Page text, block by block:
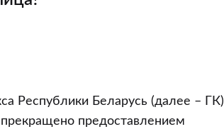
Республики Беларусь (далее – ГК)
предоставлением